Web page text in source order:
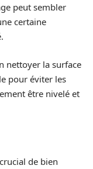
peut sembler
certaine
nettoyer la surface
pour éviter les
être nivelé et
de bien